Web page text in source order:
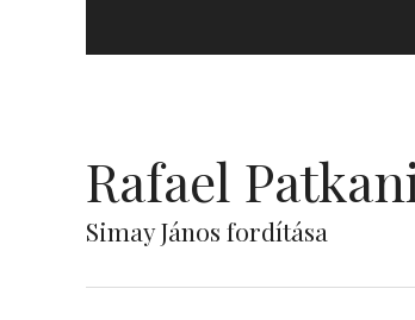
Rafael
Simay János fordítása